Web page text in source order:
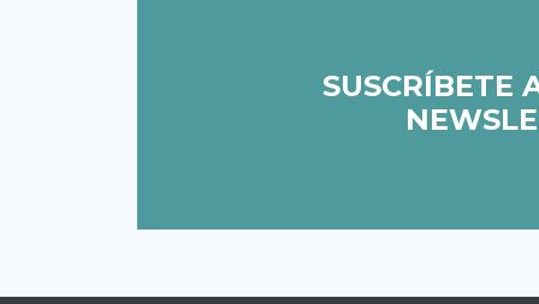
SUSCRÍBETE